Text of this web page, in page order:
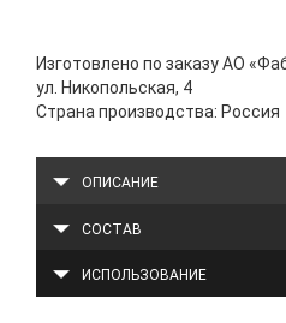
Изготовлено по заказу АО
ул. Никопольская, 4
Страна производства: Россия
ОПИСАНИЕ
СОСТАВ
ИСПОЛЬЗОВАНИЕ